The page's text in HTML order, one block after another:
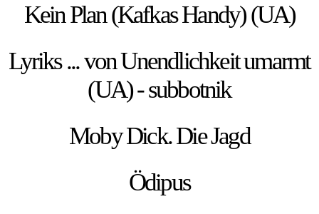
Kein Plan (Kafkas Handy) (UA)
Lyriks ... von Unendlichkeit umarmt
(UA) - subbotnik
Moby Dick. Die Jagd
Ödipus